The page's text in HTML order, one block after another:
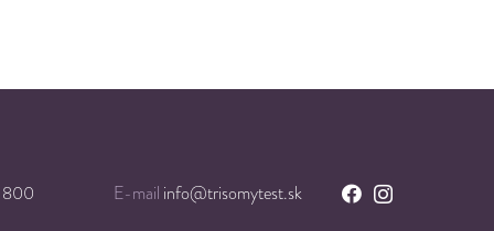
E-mail info@trisomytest.sk